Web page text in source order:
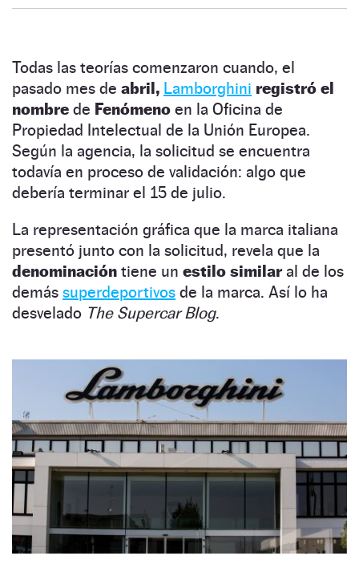
Todas las teorías comenzaron cuando, el
pasado mes de abril, Lamborghini registró el
nombre de Fenómeno en la Oficina de
Propiedad Intelectual de la Unión Europea.
Según la agencia, la solicitud se encuentra
todavía en proceso de validación: algo que
debería terminar el 15 de julio.
La representación gráfica que la marca italiana
presentó junto con la solicitud, revela que la
denominación tiene un estilo similaral de los
demás superdeportivos de la marca. Así lo ha
desvelado The Supercar Blog.